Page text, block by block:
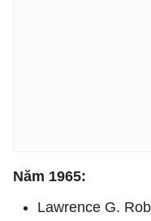
Năm 1965:
Lawrence G.